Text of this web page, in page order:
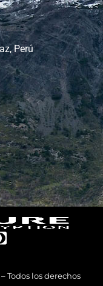
Perú
Todos los derechos